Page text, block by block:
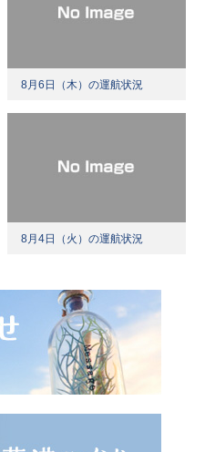
8月6日（木）の運航状況
8月4日（火）の運航状況